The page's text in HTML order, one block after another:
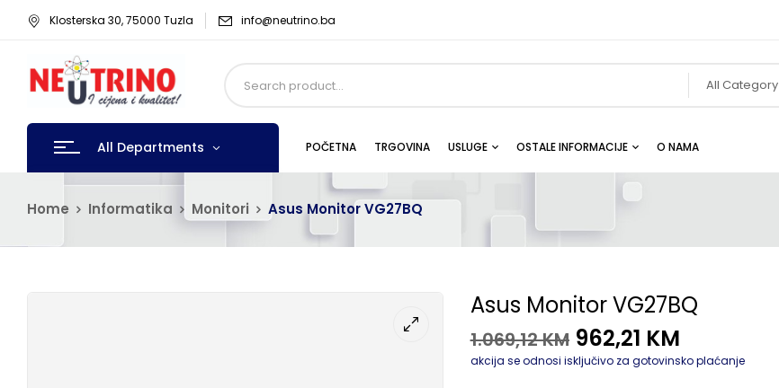
Klosterska 30, 75000 Tuzla info@neutrino.ba
All Category
All Departments POČETNA TRGOVINA USLUGE OSTALE INFORMACIJE O NAMA
Home Informatika Monitori Asus Monitor VG27BQ
Asus Monitor VG27BQ
1.069,12KM 962,21 KM
akcija se odnosi isključivo za gotovinsko plaćanje